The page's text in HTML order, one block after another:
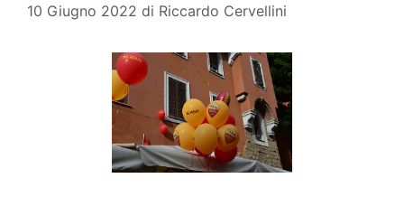
10 Giugno 2022 di Riccardo Cervellini